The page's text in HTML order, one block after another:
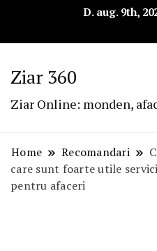
D. aug. 9th,
Ziar 360
Ziar Online: monden,
Home Recomandari
care sunt foarte utile
pentru afaceri